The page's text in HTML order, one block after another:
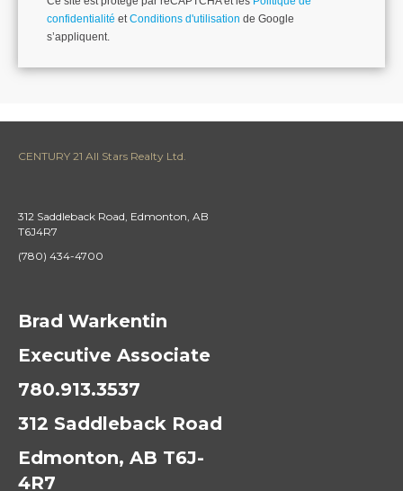
confidentialité etConditions d'utilisation de Google
s’appliquent.
CENTURY 21 All Stars Realty Ltd.
312 Saddleback Road, Edmonton, AB
T6J4R7
(780) 434-4700
Brad Warkentin
Executive Associate
780.913.3537
312 Saddleback Road
Edmonton, AB T6J-
4R7